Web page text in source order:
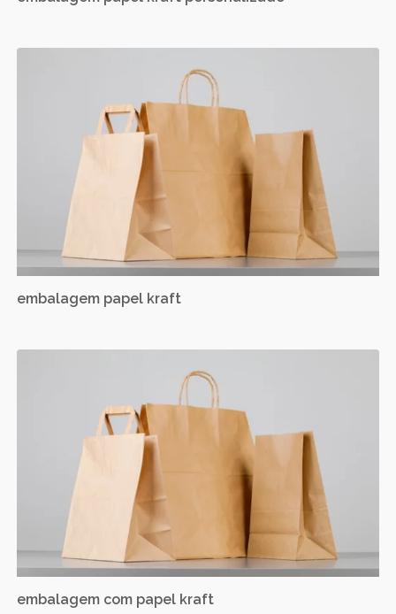
embalagem papel kraft
embalagem com papel kraft